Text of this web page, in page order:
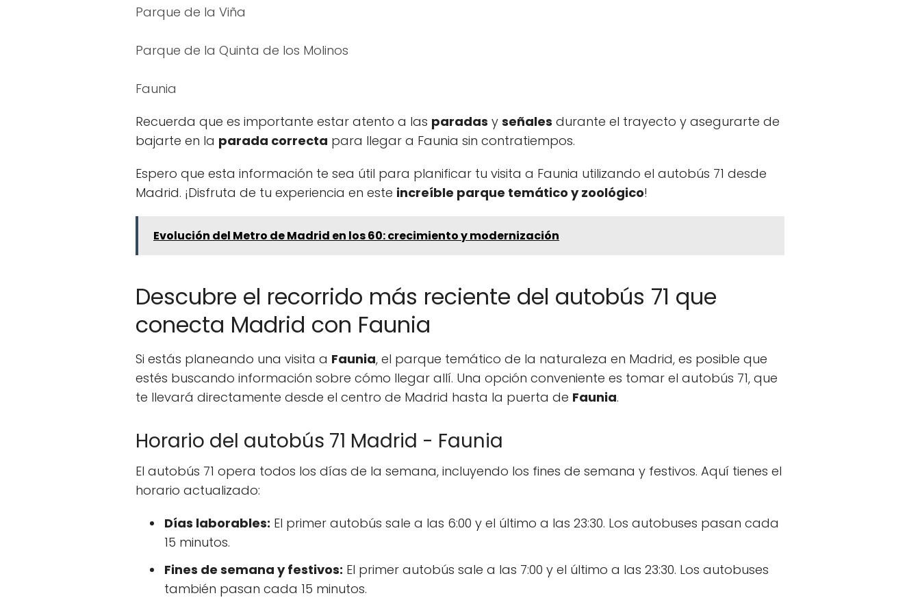
Parque de la Viña
Parque de la Quinta de los Molinos
Faunia
Recuerda que es importante estar atento a las paradas y señales durante el trayecto y asegurarte de
bajarte en la parada correcta para llegar a Faunia sin contratiempos.
Espero que esta información te sea útil para planificar tu visita a Faunia utilizando el autobús 71 desde
Madrid. ¡Disfruta de tu experiencia en este increíble parque temático y zoológico!
Evolución del Metro de Madrid en los 60: crecimiento y modernización
Descubre el recorrido más reciente del autobús 71 que
conecta Madrid con Faunia
Si estás planeando una visita a Faunia, el parque temático de la naturaleza en Madrid, es posible que
estés buscando información sobre cómo llegar allí. Una opción conveniente es tomar el autobús 71, que
te llevará directamente desde el centro de Madrid hasta la puerta de Faunia.
Horario del autobús 71 Madrid - Faunia
El autobús 71 opera todos los días de la semana, incluyendo los fines de semana y festivos. Aquí tienes el
horario actualizado:
Días laborables: El primer autobús sale a las 6:00 y el último a las 23:30. Los autobuses pasan cada
15 minutos.
Fines de semana y festivos: El primer autobús sale a las 7:00 y el último a las 23:30. Los autobuses
también pasan cada 15 minutos.